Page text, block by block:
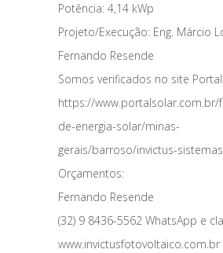
Potência: 4,14 kWp
Projeto/Execução: Eng. Márcio
Fernando Resende
Somos verificados no site
https://
de-energia-solar/minas-
gerais/barroso/invictus-
Orçamentos:
Fernando Resende
(32) 9 8436-5562 WhatsApp e
www.invictusfotovoltaico.com.br